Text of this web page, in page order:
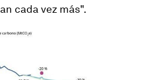
cada vez más".